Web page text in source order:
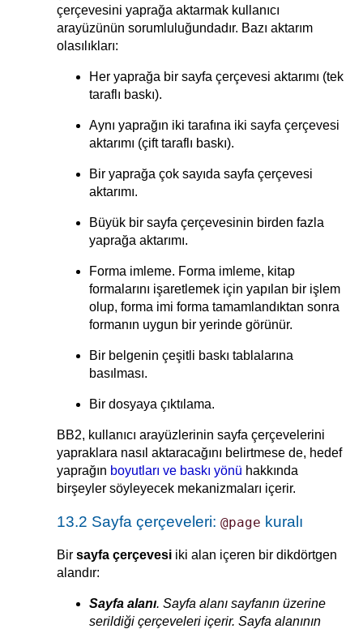
çerçevesini yaprağa aktarmak kullanıcı
arayüzünün sorumluluğundadır. Bazı aktarım
olasılıkları:
Her yaprağa bir sayfa çerçevesi aktarımı (tek
taraflı baskı).
Aynı yaprağın iki tarafına iki sayfa çerçevesi
aktarımı (çift taraflı baskı).
Bir yaprağa çok sayıda sayfa çerçevesi
aktarımı.
Büyük bir sayfa çerçevesinin birden fazla
yaprağa aktarımı.
Forma imleme. Forma imleme, kitap
formalarını işaretlemek için yapılan bir işlem
olup, forma imi forma tamamlandıktan sonra
formanın uygun bir yerinde görünür.
Bir belgenin çeşitli baskı tablalarına
basılması.
Bir dosyaya çıktılama.
BB2, kullanıcı arayüzlerinin sayfa çerçevelerini
yapraklara nasıl aktaracağını belirtmese de, hedef
yaprağın boyutları ve baskı yönü hakkında
birşeyler söyleyecek mekanizmaları içerir.
13.2 Sayfa çerçeveleri: @page kuralı
Bir sayfa çerçevesi iki alan içeren bir dikdörtgen
alandır:
Sayfa alanı. Sayfa alanı sayfanın üzerine
serildiği çerçeveleri içerir. Sayfa alanının